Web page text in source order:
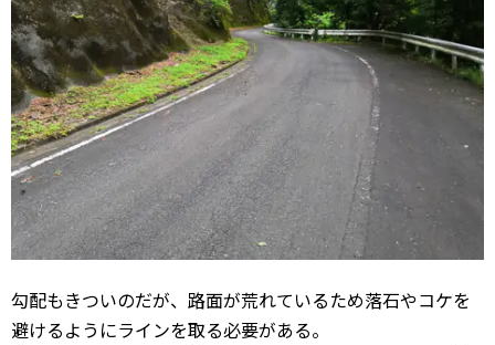
勾配もきついのだが、路面が荒れているため落石やコケを
避けるようにラインを取る必要がある。